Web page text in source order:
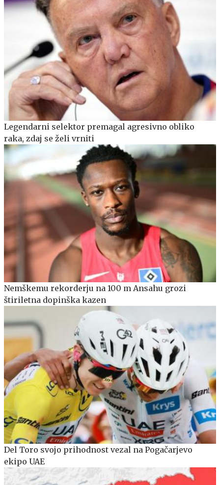
Legendarni selektor premagal agresivno obliko
raka, zdaj se želi vrniti
Nemškemu rekorderju na 100 m Ansahu grozi
štiriletna dopinška kazen
Del Toro svojo prihodnost vezal na Pogačarjevo
ekipo UAE